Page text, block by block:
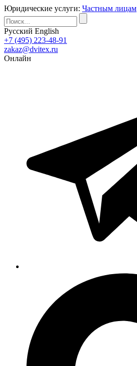
Юридические услуги: Частным лицам
Русский English
+7 (495) 223-48-91
zakaz@dvitex.ru
Онлайн